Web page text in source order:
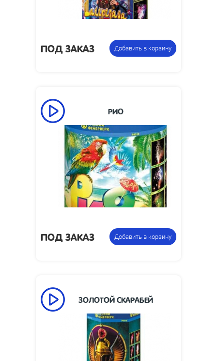
ПОД ЗАКАЗ Добавить в корзину
РИО
Время работы, сек:
155
Высота пламени, м:
1.5
Размеры изделия,
170 х 162 х 162
Цена указана за
фасовку:
Фонтан
пиротехнический
ПОД ЗАКАЗ Добавить в корзину
ЗОЛОТОЙ СКАРАБЕЙ
Время работы, сек:
90
Высота пламени, м:
3
Цена указана за
фонтан
пиротехнический